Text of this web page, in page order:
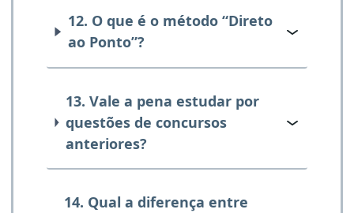
12. O que é o método “Direto
ao Ponto”?
13. Vale a pena estudar por
questões de concursos
anteriores?
14. Qual a diferença entre